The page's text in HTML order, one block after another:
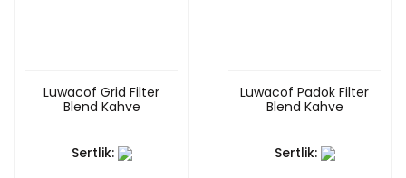
Luwacof Grid Filter
Blend Kahve
Sertlik:
Luwacof Padok Filter
Blend Kahve
Sertlik: